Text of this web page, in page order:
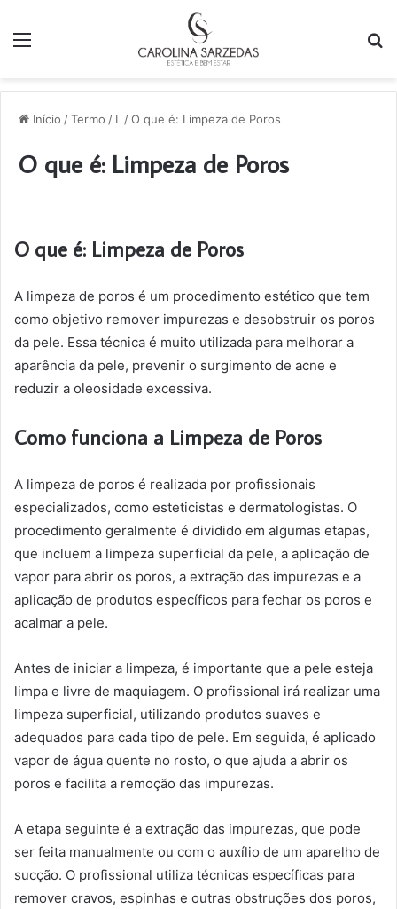
Início /Termo / L /O que é: Limpeza de Poros
O que é: Limpeza de Poros
O que é: Limpeza de Poros
A limpeza de poros é um procedimento estético que tem
como objetivo remover impurezas e desobstruir os poros
da pele. Essa técnica é muito utilizada para melhorar a
aparência da pele, prevenir o surgimento de acne e
reduzir a oleosidade excessiva.
Como funciona a Limpeza de Poros
A limpeza de poros é realizada por profissionais
especializados, como esteticistas e dermatologistas. O
procedimento geralmente é dividido em algumas etapas,
que incluem a limpeza superficial da pele, a aplicação de
vapor para abrir os poros, a extração das impurezas e a
aplicação de produtos específicos para fechar os poros e
acalmar a pele.
Antes de iniciar a limpeza, é importante que a pele esteja
limpa e livre de maquiagem. O profissional irá realizar uma
limpeza superficial, utilizando produtos suaves e
adequados para cada tipo de pele. Em seguida, é aplicado
vapor de água quente no rosto, o que ajuda a abrir os
poros e facilita a remoção das impurezas.
A etapa seguinte é a extração das impurezas, que pode
ser feita manualmente ou com o auxílio de um aparelho de
sucção. O profissional utiliza técnicas específicas para
remover cravos, espinhas e outras obstruções dos poros,